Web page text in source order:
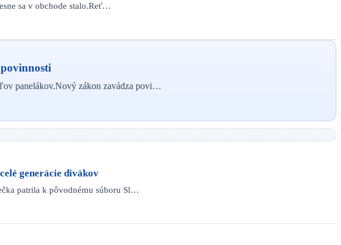
sa v obchode stalo.Reť…
panelákov.Nový zákon zavádza povi…
generácie divákov
patrila k pôvodnému súboru Sl…